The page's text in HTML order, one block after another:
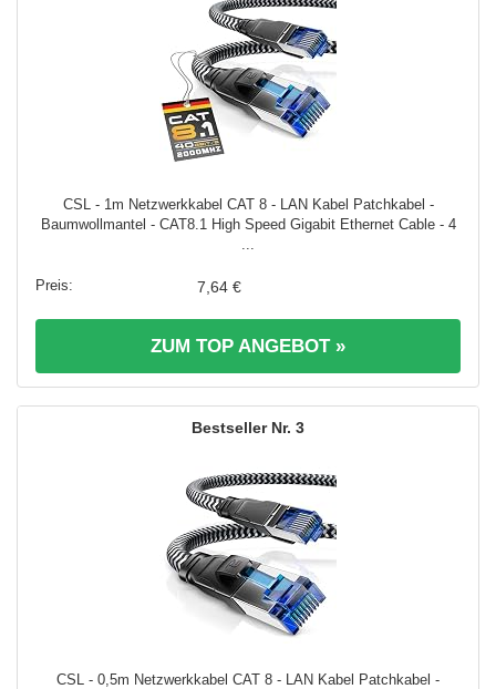
CSL - 1m Netzwerkkabel CAT 8 - LAN Kabel Patchkabel -
Baumwollmantel - CAT8.1 High Speed Gigabit Ethernet Cable - 4
7,64 €
ZUM TOP ANGEBOT »
3
CSL - 0,5m Netzwerkkabel CAT 8 - LAN Kabel Patchkabel -